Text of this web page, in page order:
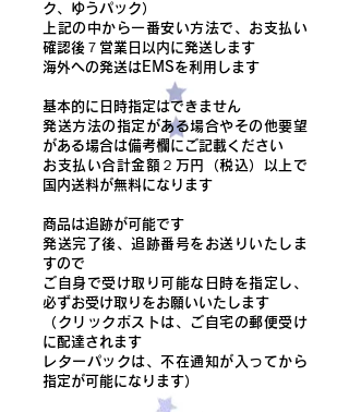
ク、ゆうパック）
上記の中から一番安い方法で、お支払い
確認後７営業日以内に発送します
​海外への発送はEMSを利用します
基本的に日時指定はできません
発送方法の指定がある場合やその他要望
がある場合は備考欄にご記載ください
​お支払い合計金額２万円（税込）以上で
国内送料が無料になります
商品は追跡が可能です
発送完了後、追跡番号をお送りいたしま
すので
ご自身で受け取り可能な日時を指定し、
必ずお受け取りをお願いいたします
（クリックポストは、ご自宅の郵便受け
に配達されます
レターパックは、不在通知が入ってから
指定が可能になります）